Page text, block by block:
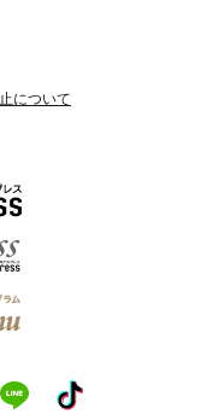
センターと2013年
デルに選ばれた。
デビューと報道さ
代劇『一休さ
ルを卒業。
レビTWOで、毎週
ラなKiss～Love
演じる。これがテ
れる。
について